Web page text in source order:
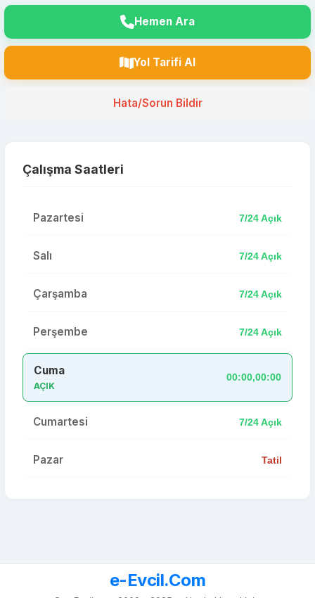
Hemen Ara
Yol Tarifi Al
Hata/Sorun Bildir
Çalışma Saatleri
Pazartesi 7/24 Açık
Salı 7/24 Açık
Çarşamba 7/24 Açık
Perşembe 7/24 Açık
Cuma
AÇIK
00:00,00:00
Cumartesi 7/24 Açık
Pazar Tatil
e-Evcil.Com